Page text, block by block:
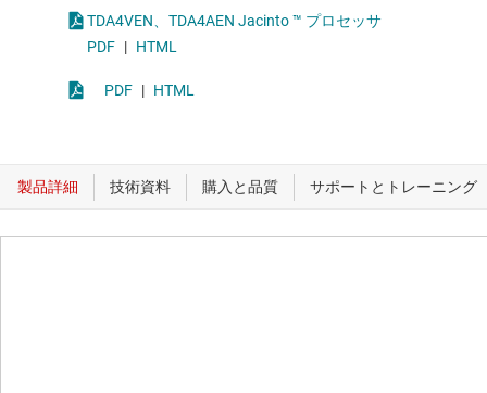
TDA4VEN、TDA4AEN Jacinto ™ プロセッサ
PDF | HTML
PDF | HTML